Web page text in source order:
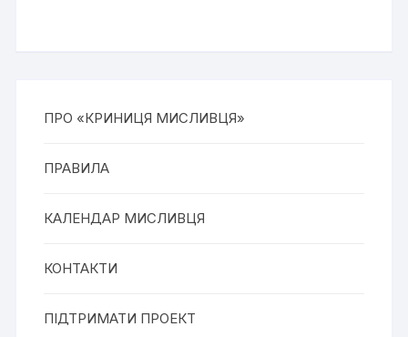
ПРО «КРИНИЦЯ МИСЛИВЦЯ»
ПРАВИЛА
КАЛЕНДАР МИСЛИВЦЯ
КОНТАКТИ
ПІДТРИМАТИ ПРОЕКТ